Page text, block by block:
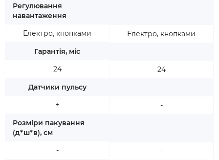
Регулювання
навантаження
Електро, кнопками
Гарантія, міс
24
Датчики пульсу
+
Розміри пакування
(д*ш*в), см
-
Електро, кнопками
24
-
-